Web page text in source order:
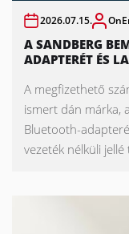
2026.07.15.
A SANDBERG
ADAPTERÉT ÉS
A megfizethető
ismert dán márka,
Bluetooth-
vezeték nélküli